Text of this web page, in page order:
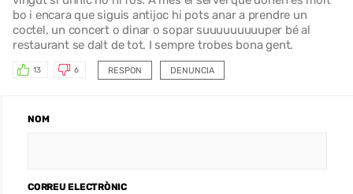
bo i encara que siguis antijoc hi pots anar a prendre un
coctel, un concert o dinar o sopar suuuuuuuuuper bé al
restaurant se dalt de tot. I sempre trobes bona gent.
RESPON
13 6 DENUNCIA
NOM
CORREU ELECTRÒNIC